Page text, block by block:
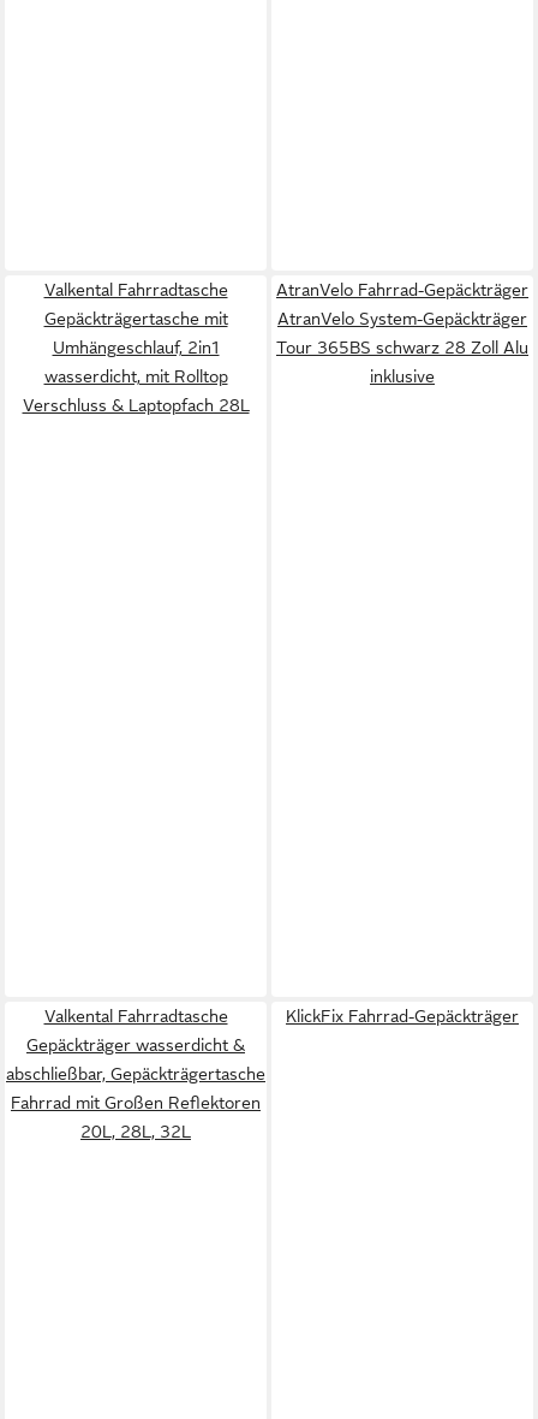
Valkental Fahrradtasche
Gepäckträgertasche mit
Umhängeschlauf, 2in1
wasserdicht, mit Rolltop
Verschluss & Laptopfach 28L
AtranVelo Fahrrad-Gepäckträger
AtranVelo System-Gepäckträger
Tour 365BS schwarz 28 Zoll Alu
inklusive
Valkental Fahrradtasche
Gepäckträger wasserdicht &
abschließbar, Gepäckträgertasche
Fahrrad mit Großen Reflektoren
20L, 28L, 32L
KlickFix Fahrrad-Gepäckträger